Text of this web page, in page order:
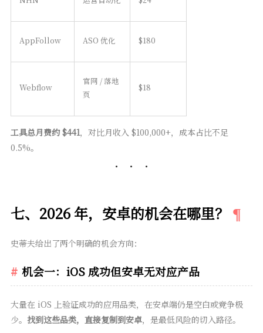
AppFollow ASO 优化 $180
Webflow
官网 / 落地
页
$18
工具总月费约 $441，对比月收入 $100,000+，成本占比不足
0.5%。
七、2026 年，安卓的机会在哪里？
史蒂夫给出了两个明确的机会方向：
机会一：iOS 成功但安卓无对应产品
大量在 iOS 上验证成功的应用品类，在安卓端仍是空白或竞争极
少。 找到这些品类，直接复制到安卓，是最低风险的切入路径。